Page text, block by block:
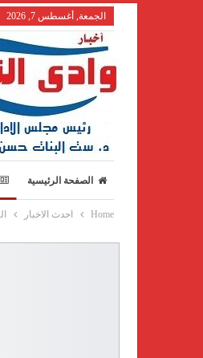
الجمعة, أغسطس 7, 2026
الصفحة الرئيسية
Home احدث الاخبار